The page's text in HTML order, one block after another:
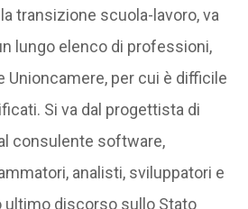
transizione scuola-lavoro, va
lungo elenco di professioni,
Unioncamere, per cui è difficile
Si va dal progettista di
consulente software,
analisti, sviluppatori e
ultimo discorso sullo Stato